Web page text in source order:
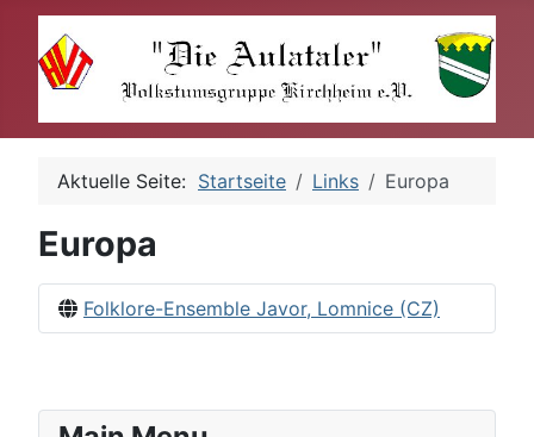
Aktuelle Seite: Startseite Links Europa
Europa
Folklore-Ensemble Javor, Lomnice (CZ)